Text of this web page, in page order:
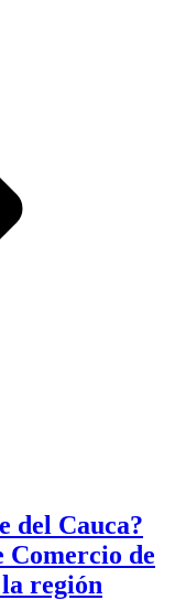
del Cauca?
Comercio de
región